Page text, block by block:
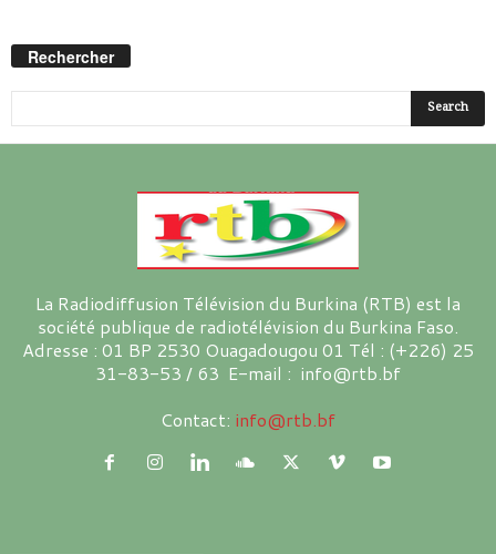
Rechercher
La Radiodiffusion Télévision du Burkina (RTB) est la
société publique de radiotélévision du Burkina Faso.
Adresse : 01 BP 2530 Ouagadougou 01 Tél : (+226) 25
31-83-53 / 63 E-mail : info@rtb.bf
Contact: info@rtb.bf